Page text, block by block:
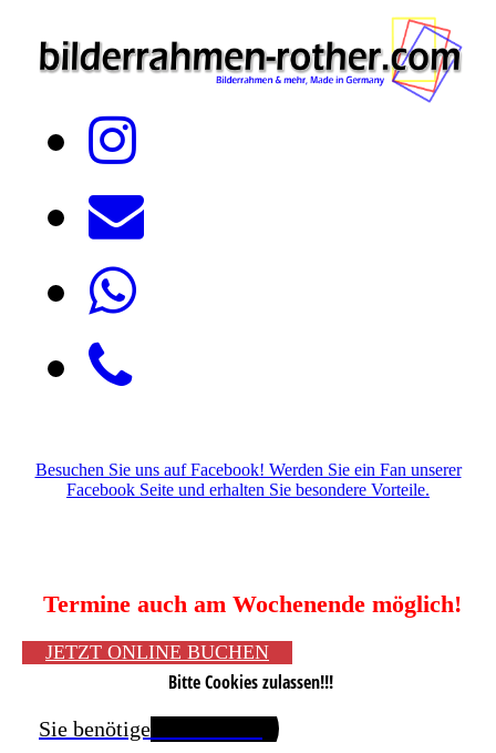
Besuchen Sie uns auf Facebook! Werden Sie ein Fan unserer
Facebook Seite und erhalten Sie besondere Vorteile.
Termine auch am Wochenende möglich!
JETZT ONLINE BUCHEN
Bitte Cookies zulassen!!!
Sie benötigen Passfotos?